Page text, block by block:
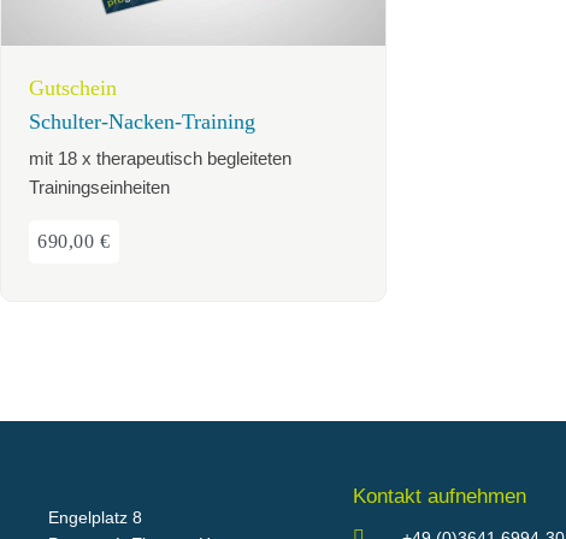
Gutschein
Schulter-Nacken-Training
mit 18 x therapeutisch begleiteten
Trainingseinheiten
690,00 €
Engelplatz 8
Kontakt aufnehmen